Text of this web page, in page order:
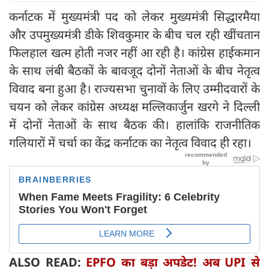
कर्नाटक में मुख्यमंत्री पद को लेकर मुख्यमंत्री सिद्धारमैया
और उपमुख्यमंत्री डीके शिवकुमार के बीच चल रही खींचतान
फिलहाल खत्म होती नजर नहीं आ रही है। कांग्रेस हाईकमान
के साथ लंबी बैठकों के बावजूद दोनों नेताओं के बीच नेतृत्व
विवाद बना हुआ है। राज्यसभा चुनावों के लिए उम्मीदवारों के
चयन को लेकर कांग्रेस अध्यक्ष मल्लिकार्जुन खरगे ने दिल्ली
में दोनों नेताओं के साथ बैठक की। हालांकि राजनीतिक
गलियारों में चर्चा का केंद्र कर्नाटक का नेतृत्व विवाद ही रहा।
ALSO READ: EPFO का बड़ा अपडेट! अब UPI से